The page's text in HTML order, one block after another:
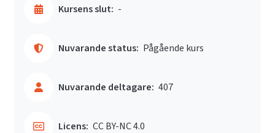
Kursens slut: -
Nuvarande status: Pågående kurs
Nuvarande deltagare: 407
Licens: CC BY-NC 4.0